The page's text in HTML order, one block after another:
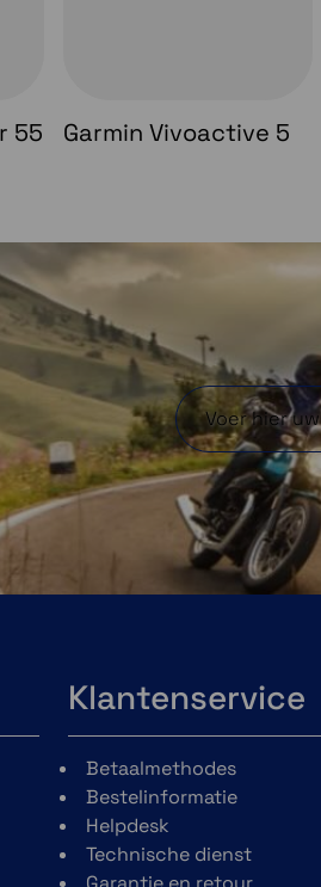
55 Garmin Vivoactive 5
Klantenservice
Betaalmethodes
Bestelinformatie
Helpdesk
Technische dienst